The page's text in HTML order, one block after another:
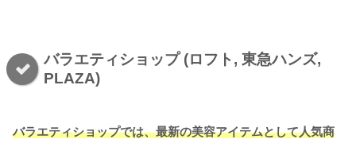
バラエティショップ (ロフト, 東急ハンズ,
PLAZA)
バラエティショップでは、最新の美容アイテムとして人気商